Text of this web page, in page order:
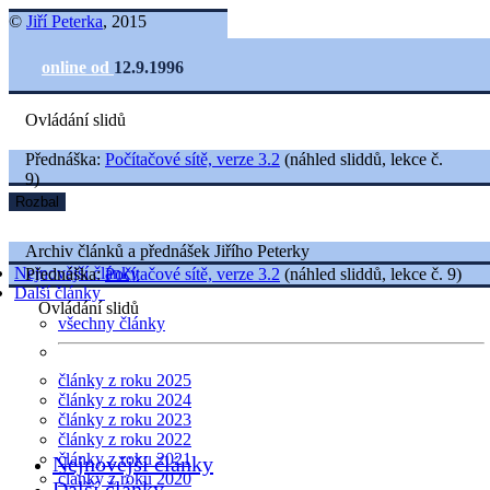
© Jiří Peterka, 2015
online od 12.9.1996
Ovládání slidů
Nejnovější články
Další články
všechny články
články z roku 2025
články z roku 2024
články z roku 2023
články z roku 2022
články z roku 2021
články z roku 2020
Přednáška: Počítačové sítě, verze 3.2 (náhled sliddů, lekce č.
9)
Rozbal
Archiv článků a přednášek Jiřího Peterky
Přednáška:Počítačové sítě, verze 3.2 (náhled sliddů, lekce č. 9)
Ovládání slidů
Nejnovější články